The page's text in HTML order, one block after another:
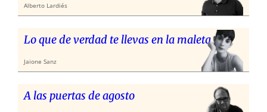
Alberto Lardiés
Lo que de verdad te llevas en la maleta
Jaione Sanz
A las puertas de agosto